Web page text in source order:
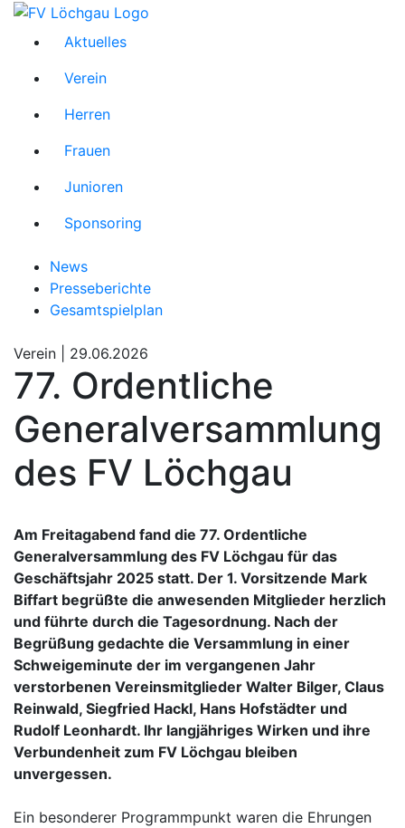
Aktuelles
Verein
Herren
Frauen
Junioren
Sponsoring
News
Presseberichte
Gesamtspielplan
Verein | 29.06.2026
77. Ordentliche
Generalversammlung
des FV Löchgau
Am Freitagabend fand die 77. Ordentliche
Generalversammlung des FV Löchgau für das
Geschäftsjahr 2025 statt. Der 1. Vorsitzende Mark
Biffart begrüßte die anwesenden Mitglieder herzlich
und führte durch die Tagesordnung. Nach der
Begrüßung gedachte die Versammlung in einer
Schweigeminute der im vergangenen Jahr
verstorbenen Vereinsmitglieder Walter Bilger, Claus
Reinwald, Siegfried Hackl, Hans Hofstädter und
Rudolf Leonhardt. Ihr langjähriges Wirken und ihre
Verbundenheit zum FV Löchgau bleiben
unvergessen.
Ein besonderer Programmpunkt waren die Ehrungen